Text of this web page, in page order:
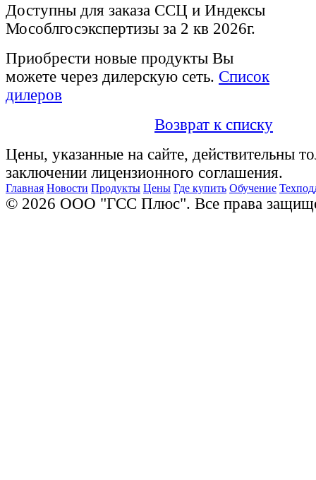
Доступны для заказа ССЦ и Индексы
Мособлгосэкспертизы за 2 кв 2026г.
Приобрести новые продукты Вы
можете через дилерскую сеть. Список
дилеров
Возврат к списку
Цены, указанные на сайте, действительны
заключении лицензионного соглашения.
Главная Новости Продукты Цены Где купить Обучение
© 2026 ООО "ГСС Плюс". Все права